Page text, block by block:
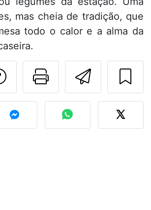
mas cheia de tradição, que
todo o calor e a alma da
Imprima
Falar com o autor
receita?